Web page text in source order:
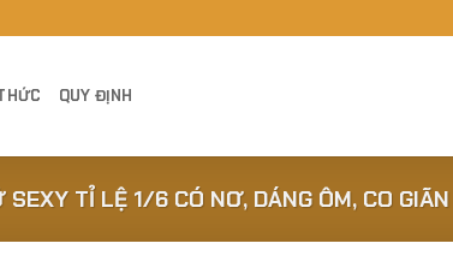
QUY ĐỊNH
SEXY TỈ LỆ 1/6 CÓ NƠ, DÁNG ÔM, CO